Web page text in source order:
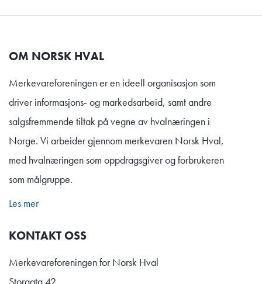
OM NORSK HVAL
Merkevareforeningen er en ideell organisasjon som
driver informasjons- og markedsarbeid, samt andre
salgsfremmende tiltak på vegne av hvalnæringen i
Norge. Vi arbeider gjennom merkevaren Norsk Hval,
med hvalnæringen som oppdragsgiver og forbrukeren
som målgruppe.
Les mer
KONTAKT OSS
Merkevareforeningen for Norsk Hval